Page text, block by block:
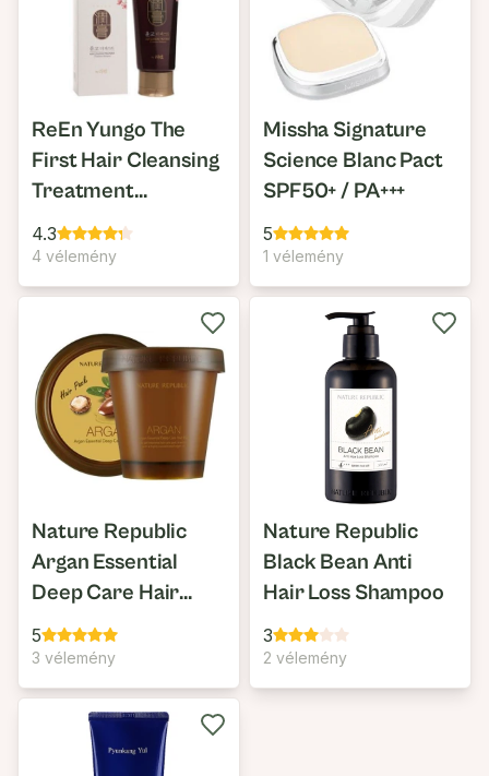
ReEn Yungo The
First Hair Cleansing
Treatment
Shampoo
4.3
4 vélemény
Missha Signature
Science Blanc Pact
SPF50+ / PA+++
5
1 vélemény
Nature Republic
Argan Essential
Deep Care Hair
Pack
5
3 vélemény
Nature Republic
Black Bean Anti
Hair Loss Shampoo
3
2 vélemény